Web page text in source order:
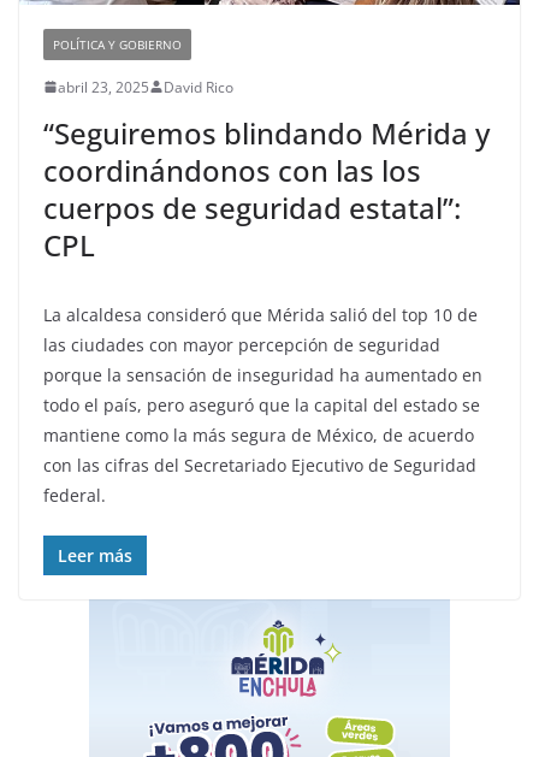
POLÍTICA Y GOBIERNO
abril 23, 2025 David Rico
“Seguiremos blindando Mérida y
coordinándonos con las los
cuerpos de seguridad estatal”:
CPL
La alcaldesa consideró que Mérida salió del top 10 de
las ciudades con mayor percepción de seguridad
porque la sensación de inseguridad ha aumentado en
todo el país, pero aseguró que la capital del estado se
mantiene como la más segura de México, de acuerdo
con las cifras del Secretariado Ejecutivo de Seguridad
federal.
Leer más